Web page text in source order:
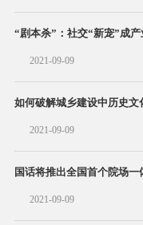
“剧本杀”：社交“新宠”成
2021-09-09
如何破解城乡建设中历史文
2021-09-09
国话将推出全国首个院场一
2021-09-09